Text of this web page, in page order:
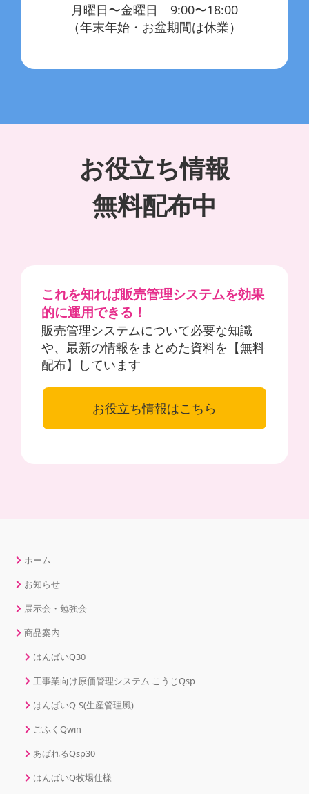
月曜日〜金曜日 9:00〜18:00
（年末年始・お盆期間は休業）
お役立ち情報
無料配布中
これを知れば販売管理システムを効果
的に運用できる！
販売管理システムについて必要な知識
や、最新の情報をまとめた資料を【無料
配布】しています
お役立ち情報はこちら
ホーム
お知らせ
展示会・勉強会
商品案内
はんばいQ30
工事業向け原価管理システム こうじQsp
はんばいQ-S(生産管理風)
ごふくQwin
あぱれるQsp30
はんばいQ牧場仕様